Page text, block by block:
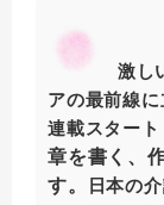
激し
アの最前線
連載スター
章を書く、
す。
日本の